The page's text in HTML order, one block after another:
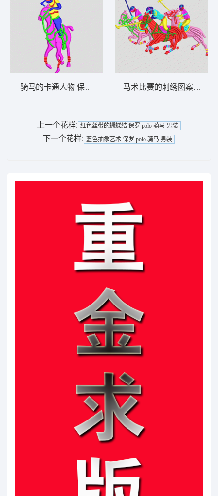
骑马的卡通人物 保罗 polo 骑马 男装马术比赛的刺绣图案 保罗
上一个花样: 红色丝带的蝴蝶结 保罗 polo 骑马 男装
下一个花样: 蓝色抽象艺术 保罗 polo 骑马 男装